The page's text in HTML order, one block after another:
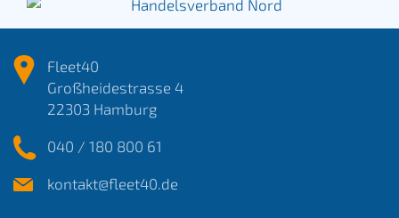
Fleet40
Großheidestrasse 4
22303 Hamburg
040 / 180 800 61
kontakt@fleet40.de